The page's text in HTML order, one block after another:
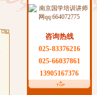
咨询热线
025-83376216
025-66037861
13905167376